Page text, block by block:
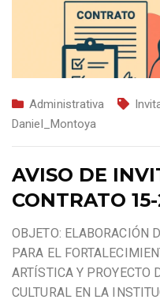
Administrativa
Daniel_Montoya
AVISO DE
CONTRATO
OBJETO: ELABORACIÓN
PARA EL
ARTÍSTICA Y PROYECTO
CULTURAL EN LA